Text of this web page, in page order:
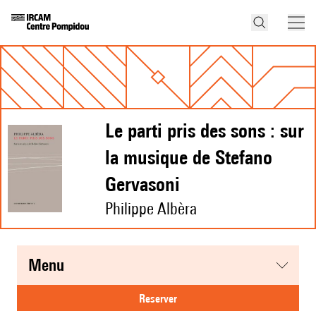
Le parti pris des sons : sur
la musique de Stefano
Gervasoni
Philippe Albèra
menu
reserver